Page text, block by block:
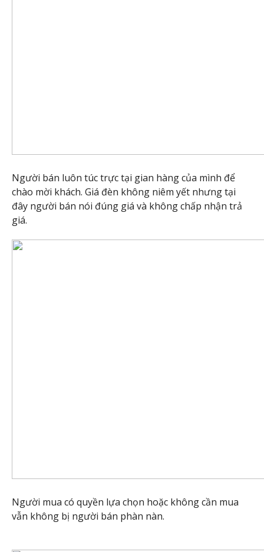
Người bán luôn túc trực tại gian hàng của mình để
chào mời khách. Giá đèn không niêm yết nhưng tại
đây người bán nói đúng giá và không chấp nhận trả
giá.
Người mua có quyền lựa chọn hoặc không cần mua
vẫn không bị người bán phàn nàn.